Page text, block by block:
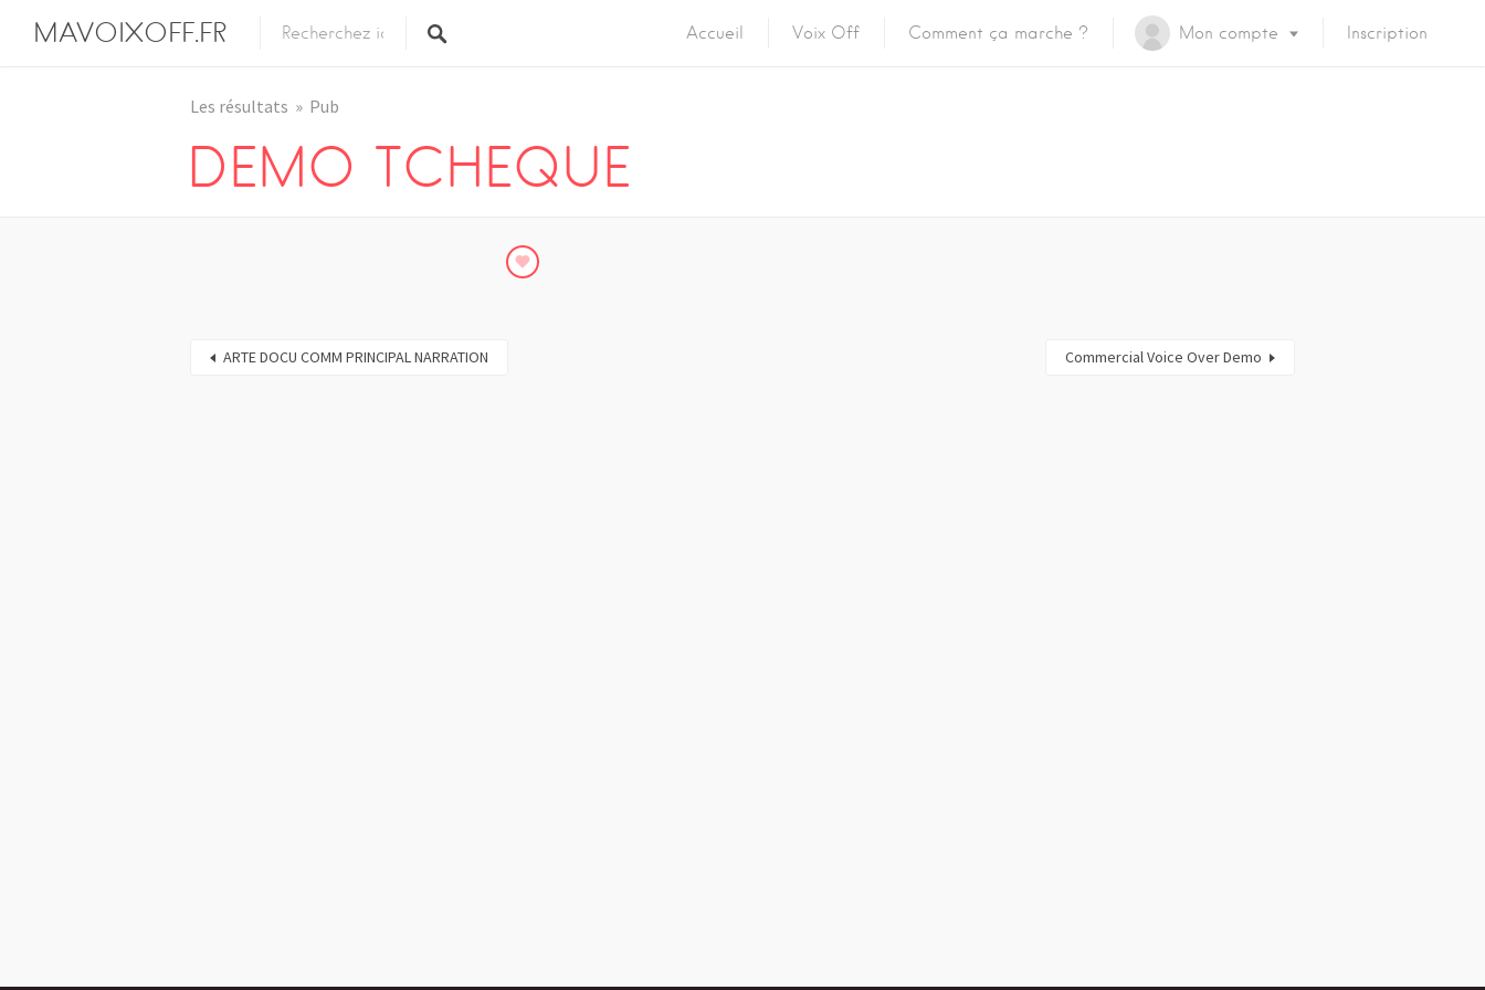
MAVOIXOFF.FR Accueil Voix Off Comment ça marche ? Mon compte Inscription
Les résultats Pub
DEMO TCHEQUE
ARTE DOCU COMM PRINCIPAL NARRATION Commercial Voice Over Demo